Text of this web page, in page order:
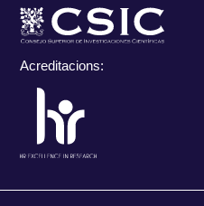
Acreditacions: